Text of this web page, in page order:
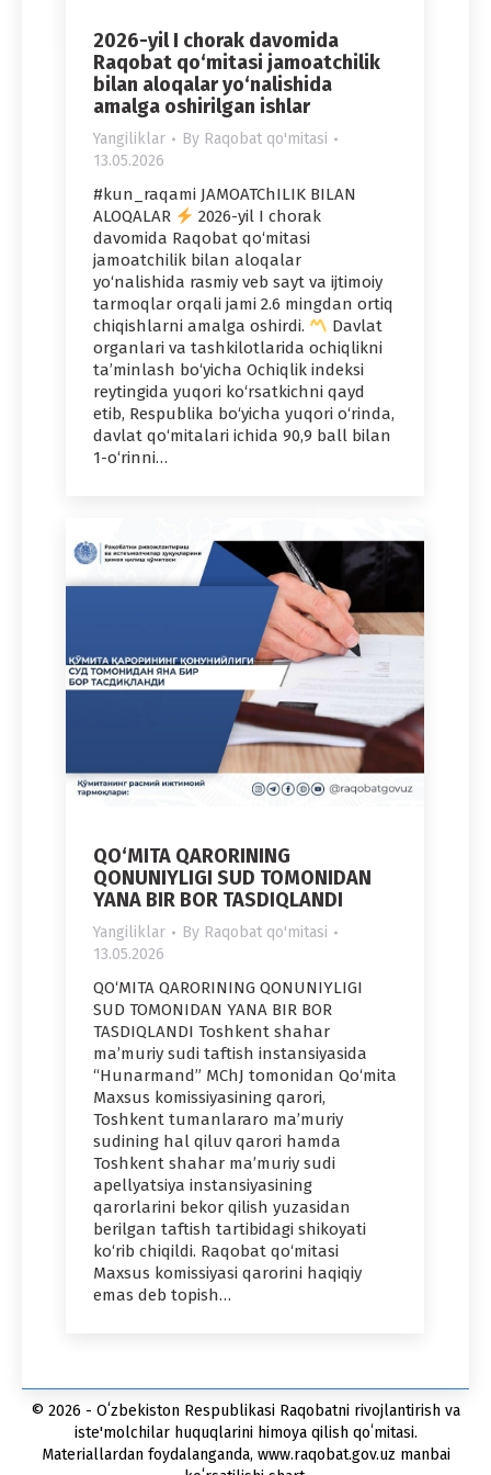
2026-yil I chorak davomida
Raqobat qo‘mitasi jamoatchilik
bilan aloqalar yo‘nalishida
amalga oshirilgan ishlar
Yangiliklar By Raqobat qo'mitasi
13.05.2026
#kun_raqami JAMOATChILIK BILAN
ALOQALAR
2026-yil I chorak
davomida Raqobat qo‘mitasi
jamoatchilik bilan aloqalar
yo‘nalishida rasmiy veb sayt va ijtimoiy
tarmoqlar orqali jami 2.6 mingdan ortiq
chiqishlarni amalga oshirdi.
Davlat
organlari va tashkilotlarida ochiqlikni
ta’minlash bo‘yicha Ochiqlik indeksi
reytingida yuqori ko‘rsatkichni qayd
etib, Respublika bo‘yicha yuqori o‘rinda,
davlat qo‘mitalari ichida 90,9 ball bilan
1-o‘rinni…
QO‘MITA QARORINING
QONUNIYLIGI SUD TOMONIDAN
YANA BIR BOR TASDIQLANDI
Yangiliklar By Raqobat qo'mitasi
13.05.2026
QO‘MITA QARORINING QONUNIYLIGI
SUD TOMONIDAN YANA BIR BOR
TASDIQLANDI Toshkent shahar
ma’muriy sudi taftish instansiyasida
“Hunarmand” MChJ tomonidan Qo‘mita
Maxsus komissiyasining qarori,
Toshkent tumanlararo ma’muriy
sudining hal qiluv qarori hamda
Toshkent shahar ma’muriy sudi
apellyatsiya instansiyasining
qarorlarini bekor qilish yuzasidan
berilgan taftish tartibidagi shikoyati
ko‘rib chiqildi. Raqobat qo‘mitasi
Maxsus komissiyasi qarorini haqiqiy
emas deb topish…
© 2026 - Oʻzbekiston Respublikasi Raqobatni rivojlantirish va
iste'molchilar huquqlarini himoya qilish qoʻmitasi.
Materiallardan foydalanganda, www.raqobat.gov.uz manbai